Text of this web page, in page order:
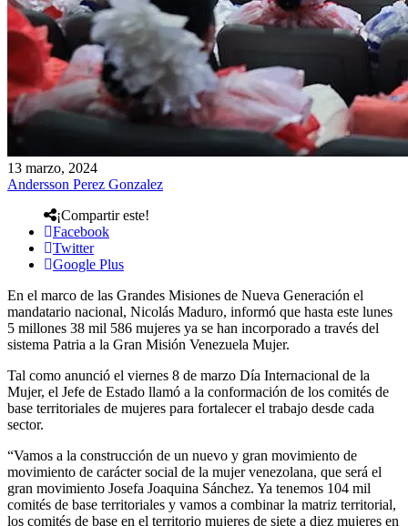
13 marzo, 2024
Andersson Perez Gonzalez
¡Compartir este!
Facebook
Twitter
Google Plus
En el marco de las Grandes Misiones de Nueva Generación el
mandatario nacional, Nicolás Maduro, informó que hasta este lunes
5 millones 38 mil 586 mujeres ya se han incorporado a través del
sistema Patria a la Gran Misión Venezuela Mujer.
Tal como anunció el viernes 8 de marzo Día Internacional de la
Mujer, el Jefe de Estado llamó a la conformación de los comités de
base territoriales de mujeres para fortalecer el trabajo desde cada
sector.
“Vamos a la construcción de un nuevo y gran movimiento de
movimiento de carácter social de la mujer venezolana, que será el
gran movimiento Josefa Joaquina Sánchez. Ya tenemos 104 mil
comités de base territoriales y vamos a combinar la matriz territorial,
los comités de base en el territorio mujeres de siete a diez mujeres en